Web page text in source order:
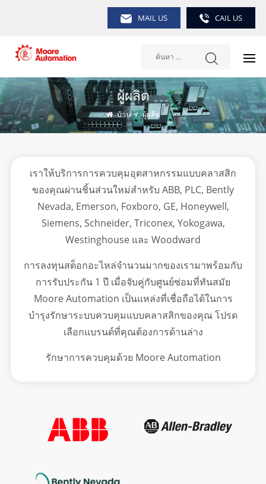
MAIL US CAIL US
ผู้ผลิต
บ้าน / ผู้ผลิต
เราให้บริการการควบคุมอุตสาหกรรมแบบคลาสสิก
ของคุณผ่านชิ้นส่วนใหม่สำหรับ ABB, PLC, Bently
Nevada, Emerson, Foxboro, GE, Honeywell,
Siemens, Schneider, Triconex, Yokogawa,
Westinghouse และ Woodward
การลงทุนสต็อกอะไหล่จำนวนมากของเรามาพร้อมกับ
การรับประกัน 1 ปี เมื่อจับคู่กับศูนย์ซ่อมที่ทันสมัย
Moore Automation เป็นแหล่งที่เชื่อถือได้ในการ
บำรุงรักษาระบบควบคุมแบบคลาสสิกของคุณ โปรด
เลือกแบรนด์ที่คุณต้องการด้านล่าง
รักษาการควบคุมด้วย Moore Automation